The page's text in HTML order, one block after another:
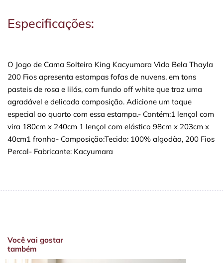
Especificações:
O Jogo de Cama Solteiro King Kacyumara Vida Bela Thayla
200 Fios apresenta estampas fofas de nuvens, em tons
pasteis de rosa e lilás, com fundo off white que traz uma
agradável e delicada composição. Adicione um toque
especial ao quarto com essa estampa.- Contém:1 lençol com
vira 180cm x 240cm 1 lençol com elástico 98cm x 203cm x
40cm1 fronha- Composição:Tecido: 100% algodão, 200 Fios
Percal- Fabricante: Kacyumara
Você vai gostar
também